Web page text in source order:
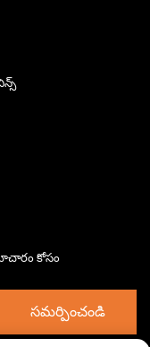
కోసం
సమర్పించండి